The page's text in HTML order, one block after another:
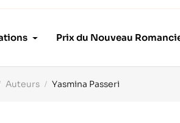
Prix du Nouveau
Auteurs Yasmina Passeri